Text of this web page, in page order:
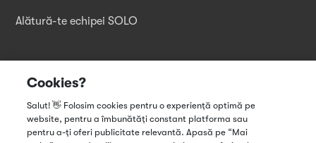
Alătură-te echipei SOLO
Descarcă aplicația
Cookies?
Salut! 👋 Folosim cookies pentru o experiență optimă pe
website, pentru a îmbunătăți constant platforma sau
pentru a-ți oferi publicitate relevantă. Apasă pe “Mai